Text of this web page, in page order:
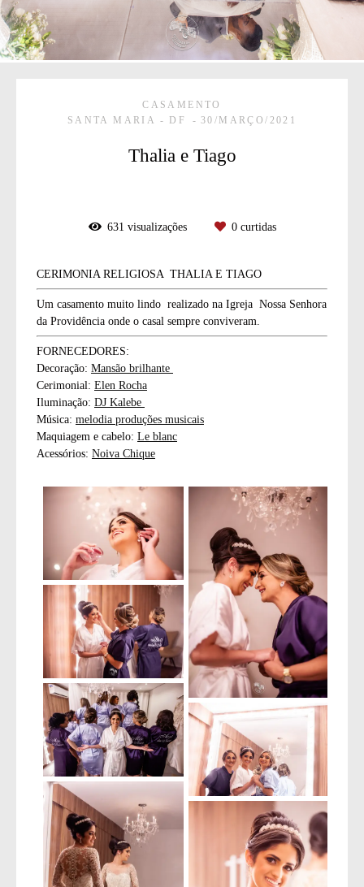
CASAMENTO
SANTA MARIA - DF
30/MARÇO/2021
Thalia e Tiago
631 visualizações 0curtidas
CERIMONIA RELIGIOSA THALIA E TIAGO
Um casamento muito lindo realizado na Igreja Nossa Senhora
da Providência onde o casal sempre conviveram.
FORNECEDORES:
Decoração: Mansão brilhante
Cerimonial: Elen Rocha
Iluminação: DJ Kalebe
Música: melodia produções musicais
Maquiagem e cabelo: Le blanc
Acessórios: Noiva Chique